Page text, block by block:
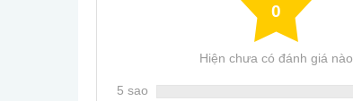
0
Hiện chưa có đánh giá nào
5 sao